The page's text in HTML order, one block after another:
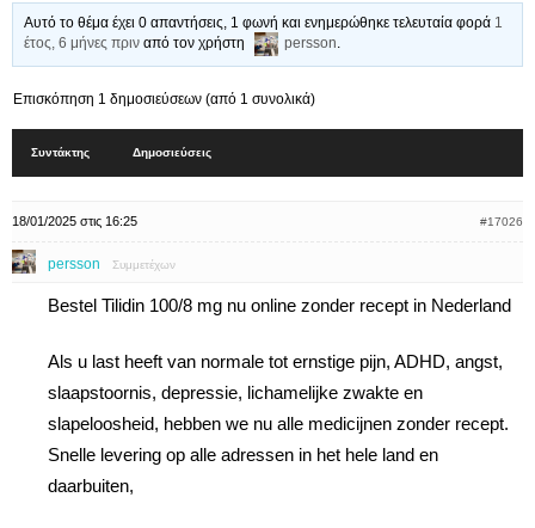
Αυτό το θέμα έχει 0 απαντήσεις, 1 φωνή και ενημερώθηκε τελευταία φορά 1
έτος, 6 μήνες πριν από τον χρήστη persson.
Επισκόπηση 1 δημοσιεύσεων (από 1 συνολικά)
Συντάκτης Δημοσιεύσεις
18/01/2025 στις 16:25 #17026
persson Συμμετέχων
Bestel Tilidin 100/8 mg nu online zonder recept in Nederland
Als u last heeft van normale tot ernstige pijn, ADHD, angst,
slaapstoornis, depressie, lichamelijke zwakte en
slapeloosheid, hebben we nu alle medicijnen zonder recept.
Snelle levering op alle adressen in het hele land en
daarbuiten,